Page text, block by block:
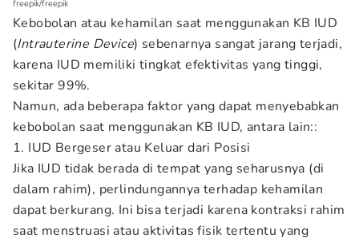
freepik/freepik
Kebobolan atau kehamilan saat menggunakan KB IUD
(Intrauterine Device) sebenarnya sangat jarang terjadi,
karena IUD memiliki tingkat efektivitas yang tinggi,
sekitar 99%.
Namun, ada beberapa faktor yang dapat menyebabkan
kebobolan saat menggunakan KB IUD, antara lain::
1. IUD Bergeser atau Keluar dari Posisi
Jika IUD tidak berada di tempat yang seharusnya (di
dalam rahim), perlindungannya terhadap kehamilan
dapat berkurang. Ini bisa terjadi karena kontraksi rahim
saat menstruasi atau aktivitas fisik tertentu yang